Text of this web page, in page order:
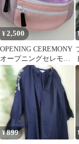
¥2,500
OPENING CEREMONY
オープニングセレモニ
ー ボディバッグ 美品
¥899